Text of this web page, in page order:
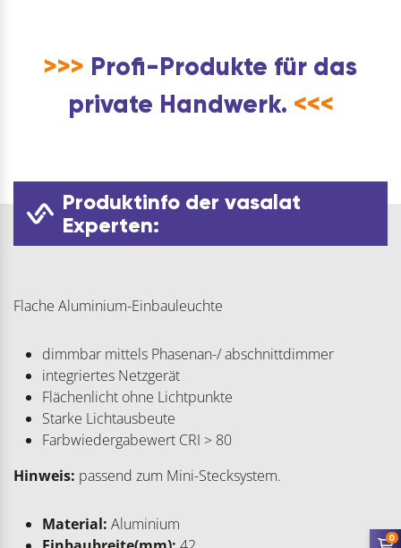
>>> Profi-Produkte für das
private Handwerk. <<<
Produktinfo der vasalat
Experten:
Flache Aluminium-Einbauleuchte
dimmbar mittels Phasenan-/ abschnittdimmer
integriertes Netzgerät
Flächenlicht ohne Lichtpunkte
Starke Lichtausbeute
Farbwiedergabewert CRI > 80
Hinweis: passend zum Mini-Stecksystem.
Material: Aluminium
0